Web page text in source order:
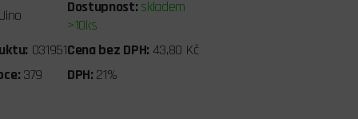
Dostupnost: skladem
>10ks
031951Cena bez DPH: 43,80 Kč
379 DPH: 21%